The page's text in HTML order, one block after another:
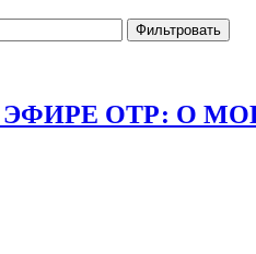
ЭФИРЕ ОТР: О